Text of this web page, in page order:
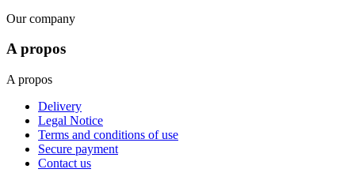
Our company
A propos
A propos
Delivery
Legal Notice
Terms and conditions of use
Secure payment
Contact us